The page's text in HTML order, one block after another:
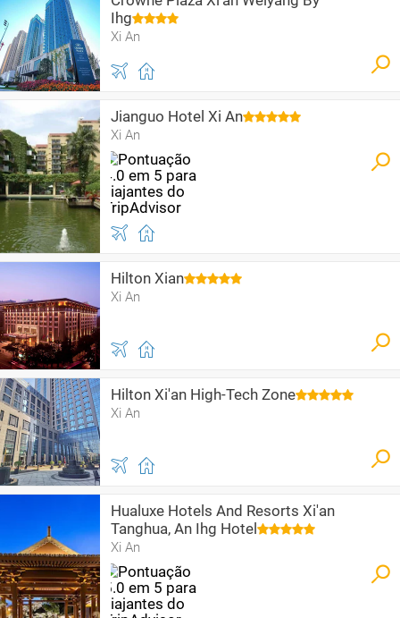
Ihg
Xi An
Jianguo Hotel Xi An
Xi An
Hilton Xian
Xi An
Hilton Xi'an High-Tech Zone
Xi An
Hualuxe Hotels And Resorts Xi'an
Tanghua, An Ihg Hotel
Xi An